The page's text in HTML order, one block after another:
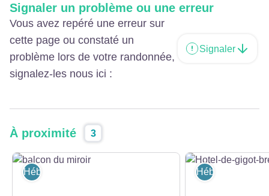
Signaler un problème ou une erreur
Vous avez repéré une erreur sur
cette page ou constaté un
problème lors de votre randonnée,
signalez-les nous ici :
Signaler
À proximité 3
Hébergement Hébergement